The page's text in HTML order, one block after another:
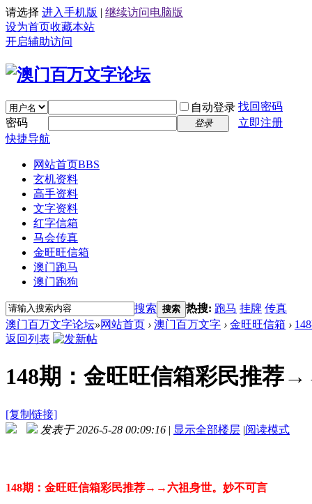
请选择 进入手机版 | 继续访问电脑版
设为首页收藏本站
开启辅助访问
自动登录 找回密码
密码
登录
立即注册
快捷导航
网站首页BBS
玄机资料
高手资料
文字资料
红字信箱
马会传真
金旺旺信箱
澳门跑马
澳门跑狗
搜索 搜索 热搜: 跑马 挂牌 传真
澳门百万文字论坛»网站首页 › 澳门百万文字 › 金旺旺信箱 ›
返回列表
148期：金旺旺信箱彩民推荐
[复制链接]
发表于 2026-5-28 00:09:16 | 显示全部楼层 |阅读模式
148期：金旺旺信箱彩民推荐→→六祖身世。妙不可言